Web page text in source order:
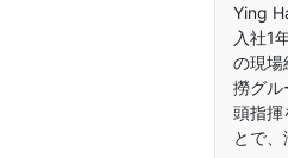
Ying
入社1
の現場
撈グル
頭指揮
とで、